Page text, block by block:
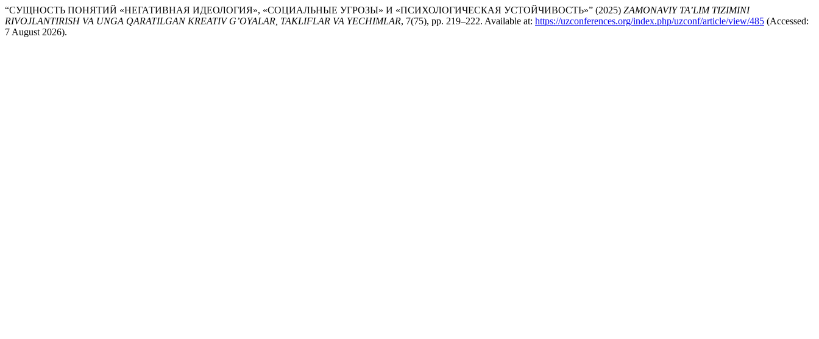
“СУЩНОСТЬ ПОНЯТИЙ «НЕГАТИВНАЯ ИДЕОЛОГИЯ», «СОЦИАЛЬНЫЕ УГРОЗЫ» И «ПСИХОЛОГИЧЕСКАЯ УСТОЙЧИВОСТЬ»” (2025) ZAMONAVIY TA’LIM TIZIMINI
RIVOJLANTIRISH VA UNGA QARATILGAN KREATIV G’OYALAR, TAKLIFLAR VA YECHIMLAR, 7(75), pp. 219–222. Available at: https://uzconferences.org/index.php/uzconf/article/view/485 (Accessed:
7 August 2026).